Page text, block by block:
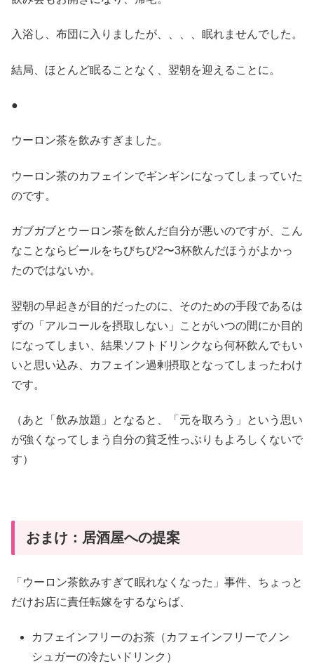
入浴し、布団に入りましたが、、、、眠れませんでした。
結局、ほとんど眠ることなく、翌朝を迎えることに。
●
ウーロン茶を飲みすぎました。
ウーロン茶のカフェインでギンギンになってしまっていた
のです。
ガブガブとウーロン茶を飲んだ自分が悪いのですが、こん
なことならビールをちびちび2〜3杯飲んだほうがよかっ
たのではないか。
翌朝の早起きが目的だったのに、そのための手段であるは
ずの「アルコールを摂取しない」ことがいつの間にか目的
になってしまい、結果ソフトドリンクなら何杯飲んでもい
いと思い込み、カフェイン過剰摂取となってしまったわけ
です。
（あと「飲み放題」となると、「元を取ろう」という思い
が強くなってしまう自分の貧乏性っぷりもよろしくないで
す）
おまけ：居酒屋への提案
「ウーロン茶飲みすぎて眠れなくなった」事件、ちょっと
だけお店に責任転嫁をするならば、
カフェインフリーのお茶（カフェインフリーでノン
シュガーの冷たいドリンク）